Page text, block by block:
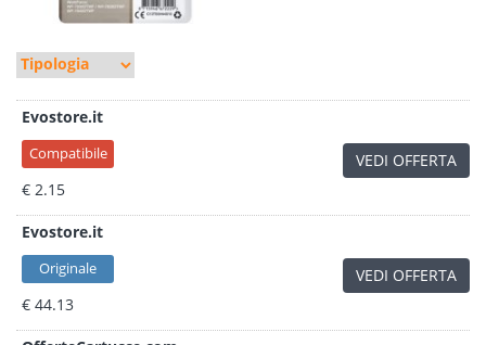
Evostore.it
Compatibile
€ 2.15
VEDI OFFERTA
Evostore.it
Originale
€ 44.13
VEDI OFFERTA